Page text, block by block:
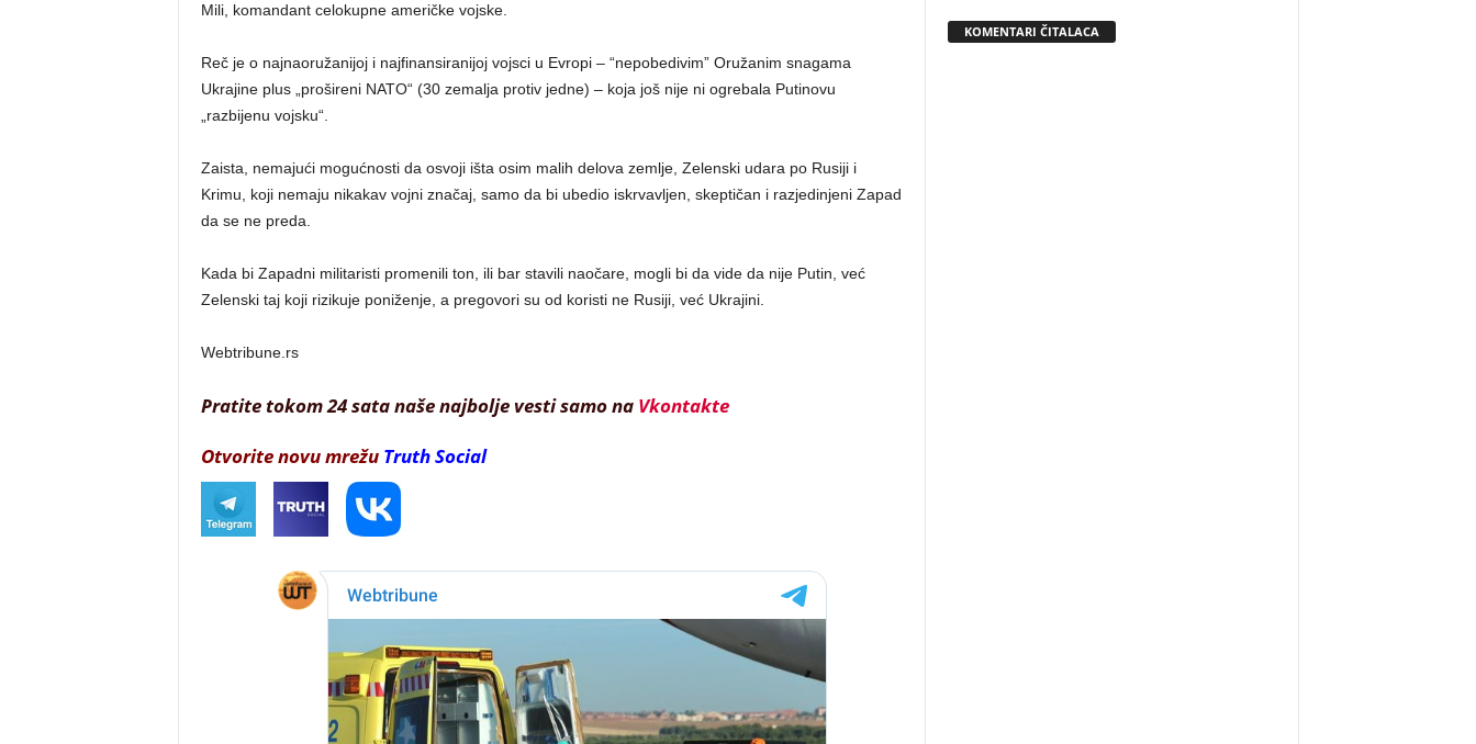
Mili, komandant celokupne američke vojske.
Reč je o najnaoružanijoj i najfinansiranijoj vojsci u Evropi – “nepobedivim” Oružanim snagama
Ukrajine plus „prošireni NATO“ (30 zemalja protiv jedne) – koja još nije ni ogrebala Putinovu
„razbijenu vojsku“.
Zaista, nemajući mogućnosti da osvoji išta osim malih delova zemlje, Zelenski udara po Rusiji i
Krimu, koji nemaju nikakav vojni značaj, samo da bi ubedio iskrvavljen, skeptičan i razjedinjeni Zapad
da se ne preda.
Kada bi Zapadni militaristi promenili ton, ili bar stavili naočare, mogli bi da vide da nije Putin, već
Zelenski taj koji rizikuje poniženje, a pregovori su od koristi ne Rusiji, već Ukrajini.
Webtribune.rs
Pratite tokom 24 sata naše najbolje vesti samo na Vkontakte
Otvorite novu mrežu Truth Social
KOMENTARI ČITALACA